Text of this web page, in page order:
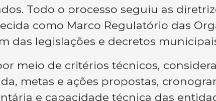
Todo o processo seguiu as
como Marco Regulatório das
das legislações e decretos
meio de critérios técnicos,
metas e ações propostas,
e capacidade técnica das